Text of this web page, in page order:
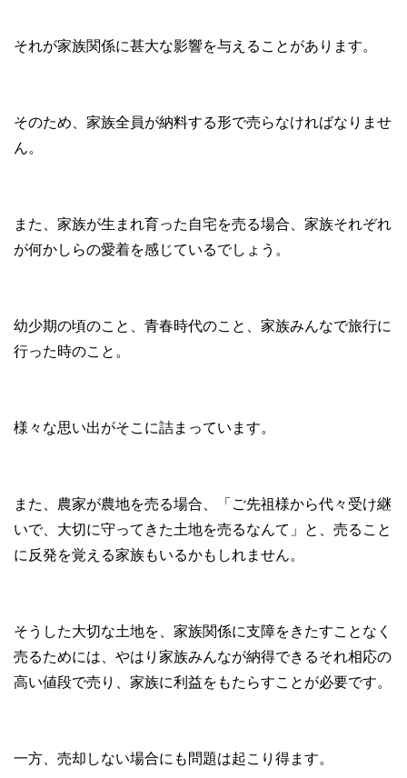
それが家族関係に甚大な影響を与えることがあります。
そのため、家族全員が納料する形で売らなければなりませ
ん。
また、家族が生まれ育った自宅を売る場合、家族それぞれ
が何かしらの愛着を感じているでしょう。
幼少期の頃のこと、青春時代のこと、家族みんなで旅行に
行った時のこと。
様々な思い出がそこに詰まっています。
また、農家が農地を売る場合、「ご先祖様から代々受け継
いで、大切に守ってきた土地を売るなんて」と、売ること
に反発を覚える家族もいるかもしれません。
そうした大切な土地を、家族関係に支障をきたすことなく
売るためには、やはり家族みんなが納得できるそれ相応の
高い値段で売り、家族に利益をもたらすことが必要です。
一方、売却しない場合にも問題は起こり得ます。